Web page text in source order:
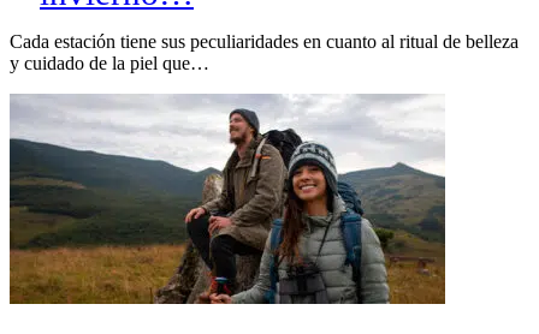
Cada estación tiene sus peculiaridades en cuanto al ritual de belleza
y cuidado de la piel que…